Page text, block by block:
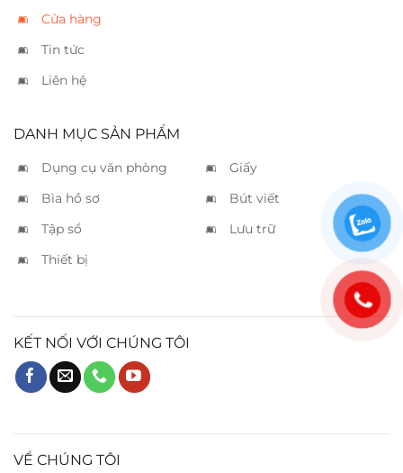
Cửa hàng
Tin tức
Liên hệ
DANH MỤC SẢN PHẨM
Dụng cụ văn phòng
Giấy
Bìa hồ sơ
Bút viết
Tập sổ
Lưu trữ
Thiết bị
KẾT NỐI VỚI CHÚNG TÔI
VỀ CHÚNG TÔI